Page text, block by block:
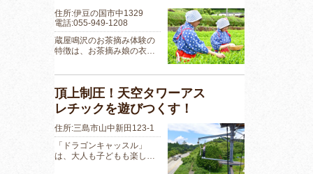
住所:伊豆の国市中1329
電話:055-949-1208
蔵屋鳴沢のお茶摘み体験の
特徴は、お茶摘み娘の衣…
頂上制圧！天空タワーアス
レチックを遊びつくす！
住所:三島市山中新田123-1
「ドラゴンキャッスル」
は、大人も子どもも楽し…